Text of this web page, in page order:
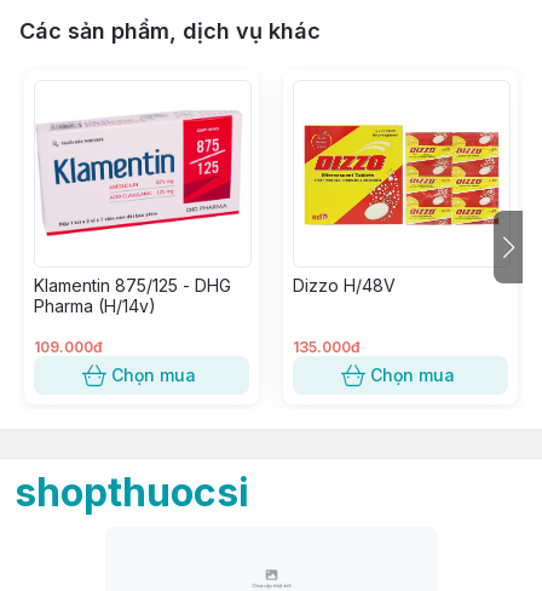
Các sản phẩm, dịch vụ khác
Klamentin 875/125 - DHG
Pharma (H/14v)
109.000đ
Chọn mua
Dizzo H/48V
135.000đ
Chọn mua
shopthuocsi